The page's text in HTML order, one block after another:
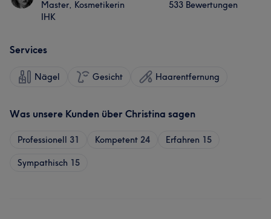
Master, Kosmetikerin
IHK
533 Bewertungen
Services
Nägel Gesicht Haarentfernung
Was unsere Kunden über Christina sagen
Professionell 31 Kompetent 24 Erfahren 15
Sympathisch 15